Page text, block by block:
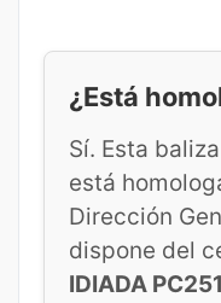
¿Está
Sí. Esta
está
Dirección
dispone del
IDIADA